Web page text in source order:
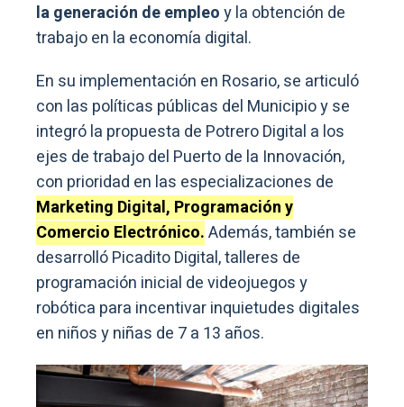
la generación de empleoy la obtención de
trabajo en la economía digital.
En su implementación en Rosario, se articuló
con las políticas públicas del Municipio y se
integró la propuesta de Potrero Digital a los
ejes de trabajo del Puerto de la Innovación,
con prioridad en las especializaciones de
Marketing Digital, Programación y
Comercio Electrónico.Además, también se
desarrolló Picadito Digital, talleres de
programación inicial de videojuegos y
robótica para incentivar inquietudes digitales
en niños y niñas de 7 a 13 años.